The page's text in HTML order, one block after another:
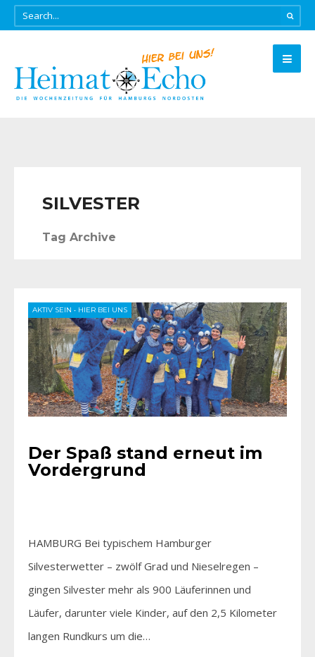
SILVESTER
Tag Archive
AKTIV SEIN • HIER BEI UNS
Der Spaß stand erneut im
Vordergrund
HAMBURG Bei typischem Hamburger
Silvesterwetter – zwölf Grad und Nieselregen –
gingen Silvester mehr als 900 Läuferinnen und
Läufer, darunter viele Kinder, auf den 2,5 Kilometer
langen Rundkurs um die…